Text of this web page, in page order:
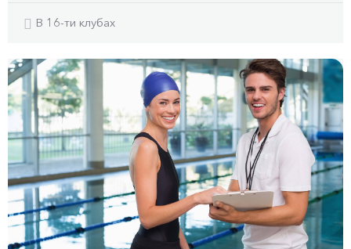
В 16-ти клубах